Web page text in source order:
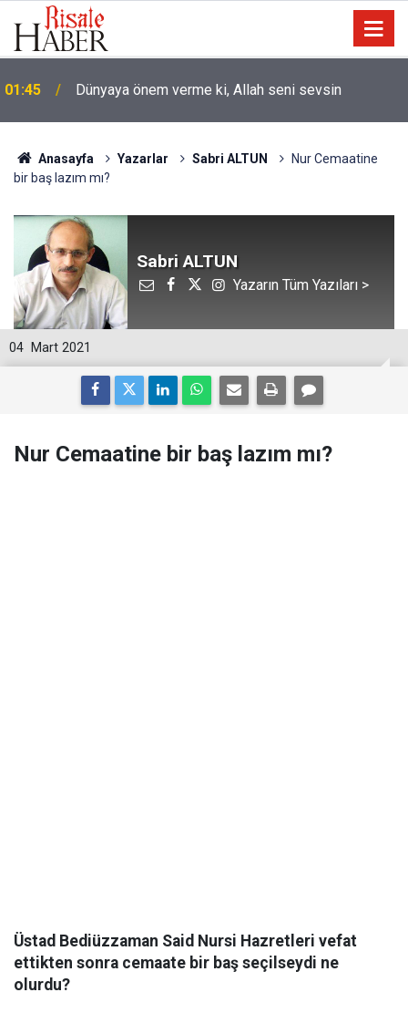
01:45 Dünyaya önem verme ki, Allah seni sevsin
Anasayfa Yazarlar Sabri ALTUN
Nur Cemaatine
bir baş lazım mı?
Sabri ALTUN
Yazarın Tüm Yazıları >
04 Mart 2021
Nur Cemaatine bir baş lazım mı?
Üstad Bediüzzaman Said Nursi Hazretleri vefat
ettikten sonra cemaate bir baş seçilseydi ne
olurdu?